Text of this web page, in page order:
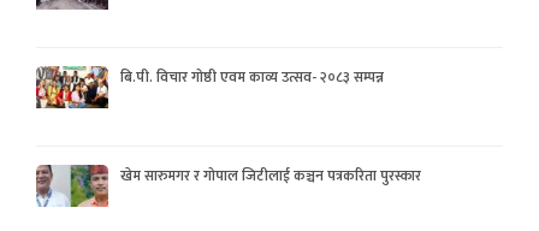
बि.पी. विचार गोष्ठी एवम काव्य उत्सव- २०८३ सम्पन्न
खेम सारुमगर र गोपाल जिटीलाई कञ्चन पत्रकरिता पुरस्कार